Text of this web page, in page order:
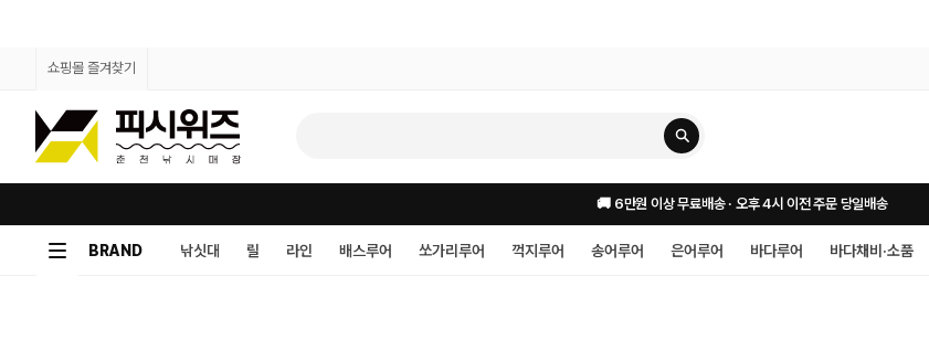
쇼핑몰 즐겨찾기
🚚 6만원 이상 무료배송 · 오후 4시 이전 주문 당일배송
BRAND 낚싯대 릴 라인 배스루어 쏘가리루어 꺽지루어 송어루어 은어루어 바다루어 바다채비·소품